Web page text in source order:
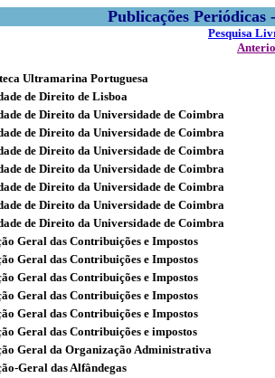
Publicações
Pesquisa
Ultramarina Portuguesa
de Direito de Lisboa
de Direito da Universidade de Coimbra
de Direito da Universidade de Coimbra
de Direito da Universidade de Coimbra
de Direito da Universidade de Coimbra
de Direito da Universidade de Coimbra
de Direito da Universidade de Coimbra
de Direito da Universidade de Coimbra
Geral das Contribuições e Impostos
Geral das Contribuições e Impostos
Geral das Contribuições e Impostos
Geral das Contribuições e Impostos
Geral das Contribuições e Impostos
Geral das Contribuições e impostos
Geral da Organização Administrativa
Geral das Alfândegas